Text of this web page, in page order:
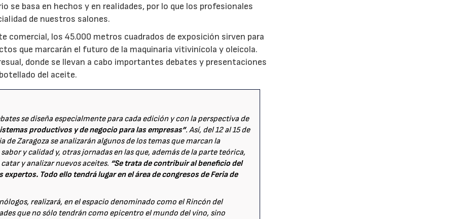
se basa en hechos y en realidades, por lo que los profesionales
de nuestros salones.
comercial, los 45.000 metros cuadrados de exposición sirven para
que marcarán el futuro de la maquinaria vitivinícola y oleícola.
donde se llevan a cabo importantes debates y presentaciones
del aceite.
se diseña especialmente para cada edición y con la perspectiva de
productivos y de negocio para las empresas”. Así, del 12 al 15 de
de Zaragoza se analizarán algunos de los temas que marcan la
y calidad y, otras jornadas en las que, además de la parte teórica,
y analizar nuevos aceites. “Se trata de contribuir al beneficio del
Todo ello tendrá lugar en el área de congresos de Feria de
realizará, en el espacio denominado como el Rincón del
que no sólo tendrán como epicentro el mundo del vino, sino